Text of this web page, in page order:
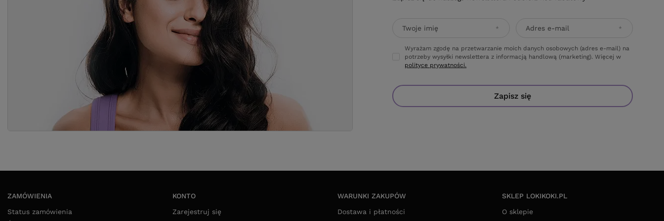
Twoje imię Adres e-mail
Wyrażam zgodę na przetwarzanie moich danych osobowych (adres e-mail) na
potrzeby wysyłki newslettera z informacją handlową (marketing). Więcej w
polityce prywatności.
Zapisz się
ZAMÓWIENIA
Status zamówienia
KONTO
Zarejestruj się
WARUNKI ZAKUPÓW
Dostawa i płatności
SKLEP LOKIKOKI.PL
O sklepie